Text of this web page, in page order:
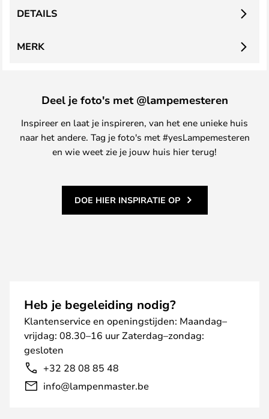
DETAILS
MERK
Deel je foto's met @lampemesteren
Inspireer en laat je inspireren, van het ene unieke huis
naar het andere. Tag je foto's met #yesLampemesteren
en wie weet zie je jouw huis hier terug!
DOE HIER INSPIRATIE OP
Heb je begeleiding nodig?
Klantenservice en openingstijden: Maandag–
vrijdag: 08.30–16 uur Zaterdag–zondag:
gesloten
+32 28 08 85 48
info@lampenmaster.be